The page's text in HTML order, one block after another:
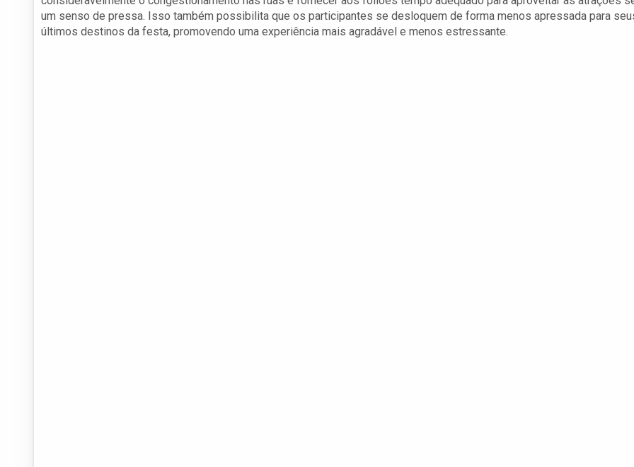
um senso de pressa. Isso também possibilita que os participantes se desloquem de forma menos apressada para
últimos destinos da festa, promovendo uma experiência mais agradável e menos estressante.